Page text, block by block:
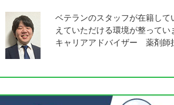
ベテランのスタッフが在籍し
えていただける環境が整ってい
キャリアアドバイザー 薬剤師